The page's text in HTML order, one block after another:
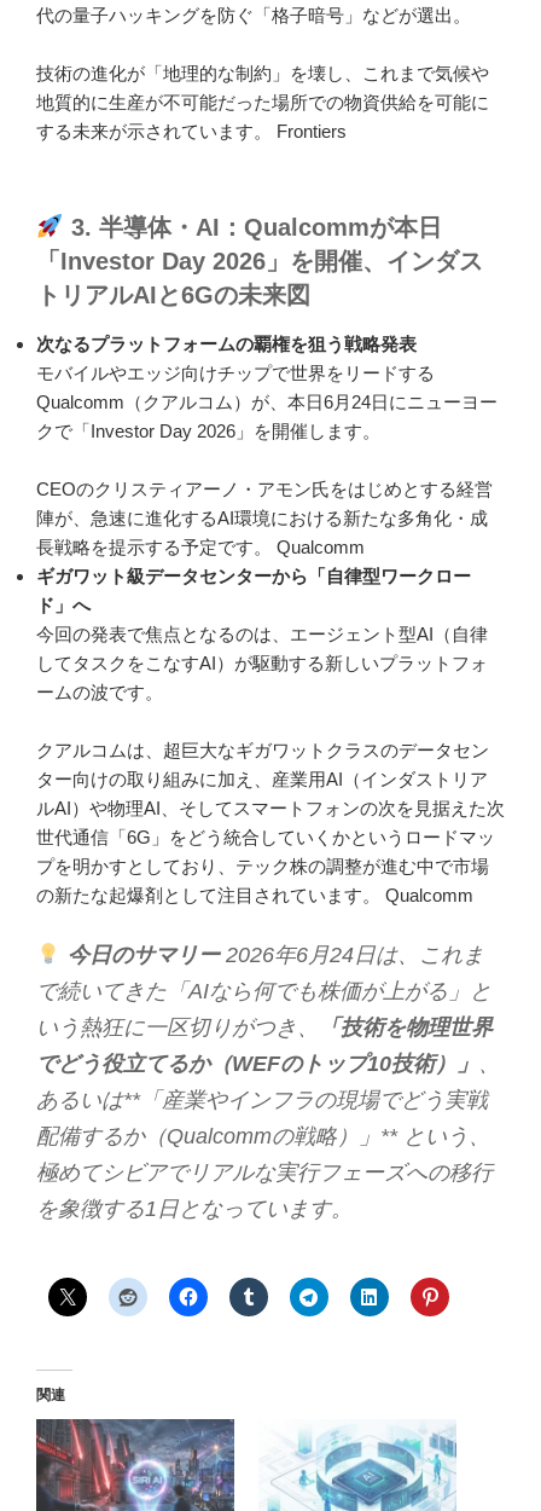
代の量子ハッキングを防ぐ「格子暗号」などが選出。
技術の進化が「地理的な制約」を壊し、これまで気候や
地質的に生産が不可能だった場所での物資供給を可能に
する未来が示されています。 Frontiers
3. 半導体・AI：Qualcommが本日
「Investor Day 2026」を開催、インダス
トリアルAIと6Gの未来図
次なるプラットフォームの覇権を狙う戦略発表
モバイルやエッジ向けチップで世界をリードする
Qualcomm（クアルコム）が、本日6月24日にニューヨー
クで「Investor Day 2026」を開催します。
CEOのクリスティアーノ・アモン氏をはじめとする経営
陣が、急速に進化するAI環境における新たな多角化・成
長戦略を提示する予定です。 Qualcomm
ギガワット級データセンターから「自律型ワークロー
ド」へ
今回の発表で焦点となるのは、エージェント型AI（自律
してタスクをこなすAI）が駆動する新しいプラットフォ
ームの波です。
クアルコムは、超巨大なギガワットクラスのデータセン
ター向けの取り組みに加え、産業用AI（インダストリア
ルAI）や物理AI、そしてスマートフォンの次を見据えた次
世代通信「6G」をどう統合していくかというロードマッ
プを明かすとしており、テック株の調整が進む中で市場
の新たな起爆剤として注目されています。 Qualcomm
今日のサマリー2026年6月24日は、これま
で続いてきた「AIなら何でも株価が上がる」と
いう熱狂に一区切りがつき、
「技術を物理世界
でどう役立てるか（WEFのトップ10技術）」 、
あるいは**「産業やインフラの現場でどう実戦
配備するか（Qualcommの戦略）」** という、
極めてシビアでリアルな実行フェーズへの移行
を象徴する1日となっています。
関連